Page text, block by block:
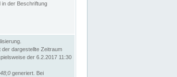
in der Beschriftung
der dargestellte Zeitraum
der 6.2.2017 11:30
generiert. Bei